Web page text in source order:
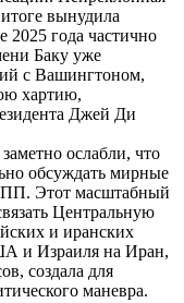
вынудила
2025 года частично
Баку уже
с Вашингтоном,
хартию,
Джей Ди
ослабли, что
обсуждать мирные
Этот масштабный
Центральную
и иранских
и Израиля на Иран,
создала для
маневра.